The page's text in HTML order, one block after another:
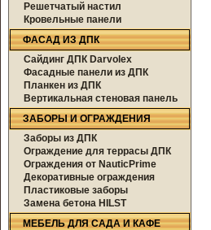
Решетчатый настил
Кровельные панели
ФАСАД ИЗ ДПК
Сайдинг ДПК Darvolex
Фасадные панели из ДПК
Планкен из ДПК
Вертикальная стеновая панель
ЗАБОРЫ И ОГРАЖДЕНИЯ
Заборы из ДПК
Ограждение для террасы ДПК
Ограждения от NauticPrime
Декоративные ограждения
Пластиковые заборы
Замена бетона HILST
МЕБЕЛЬ ДЛЯ САДА И КАФЕ